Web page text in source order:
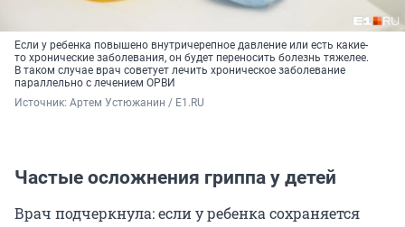
Если у ребенка повышено внутричерепное давление или есть какие-
то хронические заболевания, он будет переносить болезнь тяжелее.
В таком случае врач советует лечить хроническое заболевание
параллельно с лечением ОРВИ
Источник: Артем Устюжанин / E1.RU
Частые осложнения гриппа у детей
Врач подчеркнула: если у ребенка сохраняется